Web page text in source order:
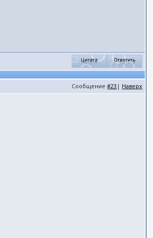
Сообщение#23 | Наверх